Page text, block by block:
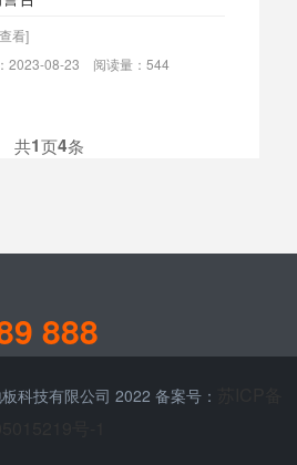
看]
2023-08-23 阅读量：544
共1页4条
888
科技有限公司 2022 备案号：